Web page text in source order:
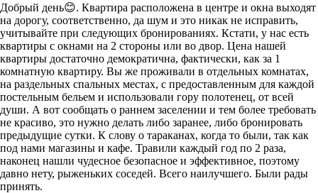
Добрый день😊. Квартира расположена в центре и окна выходят
на дорогу, соответственно, да шум и это никак не исправить,
учитывайте при следующих бронированиях. Кстати, у нас есть
квартиры с окнами на 2 стороны или во двор. Цена нашей
квартиры достаточно демократична, фактически, как за 1
комнатную квартиру. Вы же проживали в отдельных комнатах,
на раздельных спальных местах, с предоставленным для каждой
постельным бельем и использовали гору полотенец, от всей
души. А вот сообщать о раннем заселении и тем более требовать
не красиво, это нужно делать либо заранее, либо бронировать
предыдущие сутки. К слову о тараканах, когда то были, так как
под нами магазины и кафе. Травили каждый год по 2 раза,
наконец нашли чудесное безопасное и эффективное, поэтому
давно нету, рыженьких соседей. Всего наилучшего. Были рады
принять.